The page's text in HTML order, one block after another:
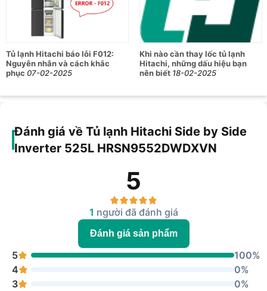
Tủ lạnh Hitachi báo lỗi F012:
Nguyên nhân và cách khắc
phục 07-02-2025
Khi nào cần thay lốc tủ lạnh
Hitachi, những dấu hiệu bạn
nên biết 18-02-2025
Đánh giá về Tủ lạnh Hitachi Side by Side
Inverter 525L HRSN9552DWDXVN
5
1 người đã đánh giá
Đánh giá sản phẩm
5
100%
4
0%
3
0%